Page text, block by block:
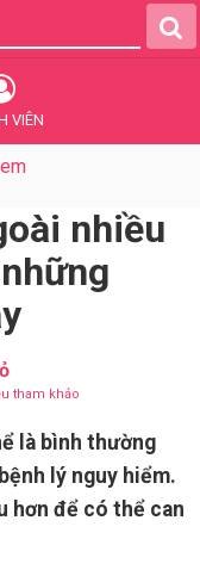
VIÊN
nhiều
tham khảo
là bình thường
lý nguy hiểm.
hơn để có thể can